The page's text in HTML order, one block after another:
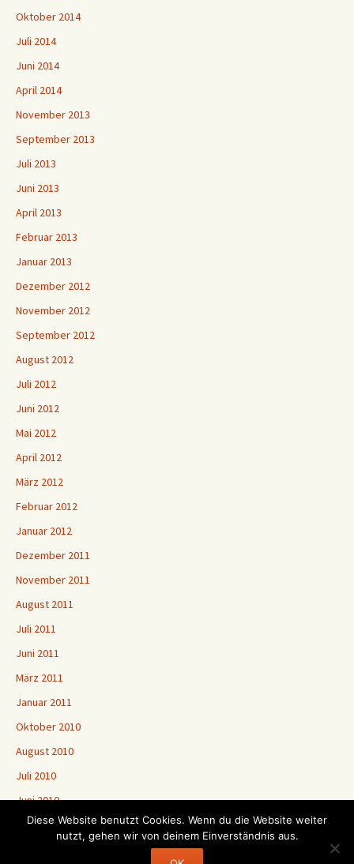
Oktober 2014
Juli 2014
Juni 2014
April 2014
November 2013
September 2013
Juli 2013
Juni 2013
April 2013
Februar 2013
Januar 2013
Dezember 2012
November 2012
September 2012
August 2012
Juli 2012
Juni 2012
Mai 2012
April 2012
März 2012
Februar 2012
Januar 2012
Dezember 2011
November 2011
August 2011
Juli 2011
Juni 2011
März 2011
Januar 2011
Oktober 2010
August 2010
Juli 2010
Juni 2010
Diese Website benutzt Cookies. Wenn du die Website weiter
nutzt, gehen wir von deinem Einverständnis aus.